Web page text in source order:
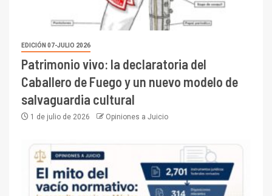
EDICIÓN 07-JULIO 2026
Patrimonio vivo: la declaratoria del
Caballero de Fuego y un nuevo modelo de
salvaguardia cultural
1 de julio de 2026 Opiniones a Juicio